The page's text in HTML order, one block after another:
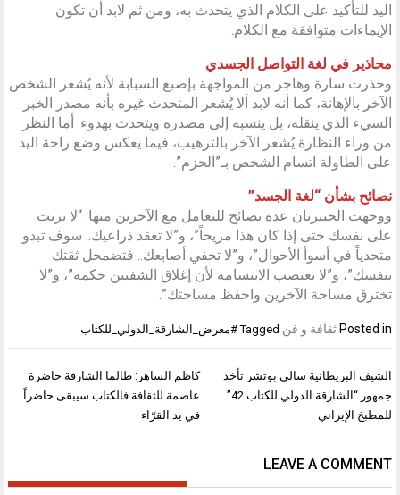
اليد للتأكيد على الكلام الذي يتحدث به، ومن ثم لابد أن تكون
الإيماءات متوافقة مع الكلام.
محاذير في لغة التواصل الجسدي
وحذرت سارة وهاجر من المواجهة بإصبع السبابة لأنه يُشعر الشخص
الآخر بالإهانة، كما أنه لابد ألا يُشعر المتحدث غيره بأنه مصدر الخبر
السيء الذي ينقله، بل ينسبه إلى مصدره ويتحدث بهدوء. أما النظر
من وراء النظارة يُشعر الآخر بالترهيب، فيما يعكس وضع راحة اليد
على الطاولة اتسام الشخص بـ”الحزم”.
نصائح بشأن “لغة الجسد”
ووجهت الخبيرتان عدة نصائح للتعامل مع الآخرين منها: “لا تربت
على نفسك حتى إذا كان هذا مريحاً”، و”لا تعقد ذراعيك.. سوف تبدو
متحدياً في أسوأ الأحوال”، و”لا تخفي أصابعك.. فتضمحل ثقتك
بنفسك”، و”لا تغتصب الابتسامة لأن إغلاق الشفتين حكمة”، و”لا
تخترق مساحة الآخرين واحفظ مساحتك”.
Posted in ثقافة و فن Tagged #معرض_الشارقة_الدولي_للكتاب
تصفّح
المقالات
كاظم الساهر: طالما الشارقة حاضرة
عاصمة للثقافة فالكتاب سيبقى حاضراً
في يد القرّاء
الشيف البريطانية سالي بوتشر تأخذ
جمهور “الشارقة الدولي للكتاب 42”
للمطبخ الإيراني
LEAVE A COMMENT